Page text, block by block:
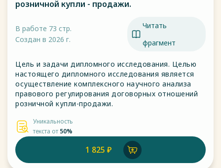
розничной купли - продажи.
В работе 73 стр.
Создан в 2026 г.
Читать
фрагмент
Цель и задачи дипломного исследования. Целью
настоящего дипломного исследования является
осуществление комплексного научного анализа
правового регулирования договорных отношений
розничной купли-продажи.
Уникальность
текста от 50%
1 825 ₽